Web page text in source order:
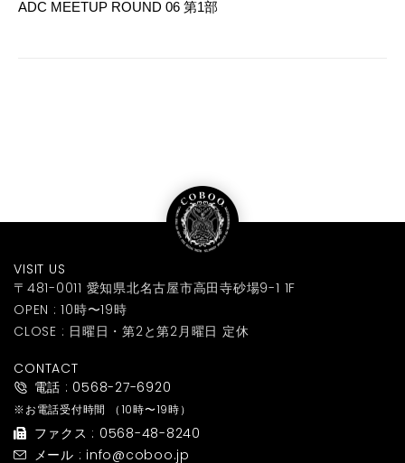
ADC MEETUP ROUND 06 第1部
VISIT US
〒481-0011 愛知県北名古屋市高田寺砂場9-1 1F
OPEN : 10時〜19時
CLOSE : 日曜日・第2と第2月曜日 定休
CONTACT
電話 : 0568-27-6920
※お電話受付時間 （10時〜19時）
ファクス : 0568-48-8240
メール : info@coboo.jp